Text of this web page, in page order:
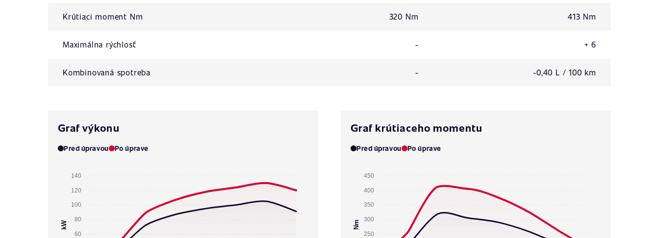
Krútiaci moment Nm 320 Nm 413 Nm
Maximálna rýchlosť - + 6
Kombinovaná spotreba - -0,40 L / 100 km
Graf výkonu
Pred úpravou Po úprave
140
120
100
80
60
kW
Graf krútiaceho momentu
Pred úpravou Po úprave
450
400
350
300
250
Nm